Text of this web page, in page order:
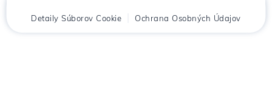
Detaily Súborov Cookie Ochrana Osobných Údajov
Domov Klient Košík Menu